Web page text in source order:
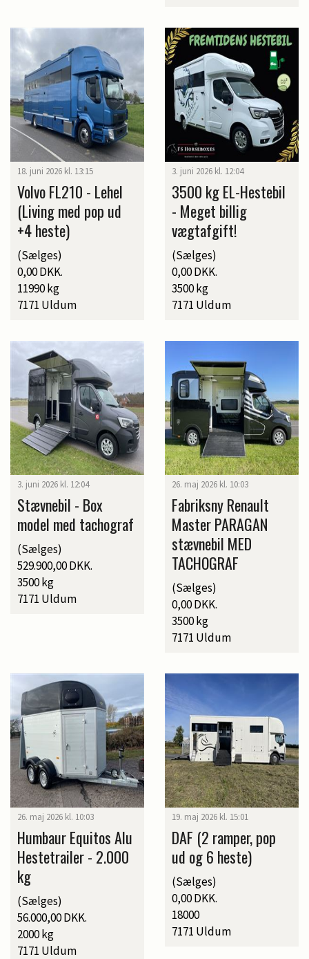
18. juni 2026 kl. 13:15
Volvo FL210 - Lehel
(Living med pop ud
+4 heste)
(Sælges)
0,00 DKK.
11990 kg
7171 Uldum
3. juni 2026 kl. 12:04
3500 kg EL-Hestebil
- Meget billig
vægtafgift!
(Sælges)
0,00 DKK.
3500 kg
7171 Uldum
3. juni 2026 kl. 12:04
Stævnebil - Box
model med tachograf
(Sælges)
529.900,00 DKK.
3500 kg
7171 Uldum
26. maj 2026 kl. 10:03
Fabriksny Renault
Master PARAGAN
stævnebil MED
TACHOGRAF
(Sælges)
0,00 DKK.
3500 kg
7171 Uldum
26. maj 2026 kl. 10:03
Humbaur Equitos Alu
Hestetrailer - 2.000
kg
(Sælges)
56.000,00 DKK.
2000 kg
7171 Uldum
19. maj 2026 kl. 15:01
DAF (2 ramper, pop
ud og 6 heste)
(Sælges)
0,00 DKK.
18000
7171 Uldum